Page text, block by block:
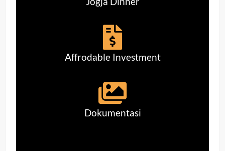
Affrodable Investment
Dokumentasi